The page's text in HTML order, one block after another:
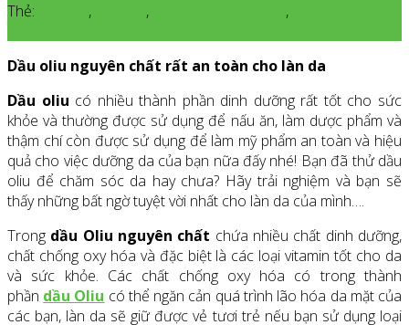
Thẻ:
, , ,
Dầu oliu nguyên chất rất an toàn cho làn da
Dầu oliu có nhiều thành phần dinh dưỡng rất tốt cho sức
khỏe và thường được sử dụng để nấu ăn, làm dược phẩm và
thậm chí còn được sử dụng để làm mỹ phẩm an toàn và hiệu
quả cho việc dưỡng da của bạn nữa đấy nhé! Bạn đã thử dầu
oliu để chăm sóc da hay chưa? Hãy trải nghiệm và bạn sẽ
thấy những bất ngờ tuyệt vời nhất cho làn da của mình….
Trong dầu Oliu nguyên chất chứa nhiều chất dinh dưỡng,
chất chống oxy hóa và đặc biệt là các loại vitamin tốt cho da
và sức khỏe. Các chất chống oxy hóa có trong thành
phần dầu Oliu có thể ngăn cản quá trình lão hóa da mặt của
các bạn, làn da sẽ giữ được vẻ tươi trẻ nếu bạn sử dụng loại